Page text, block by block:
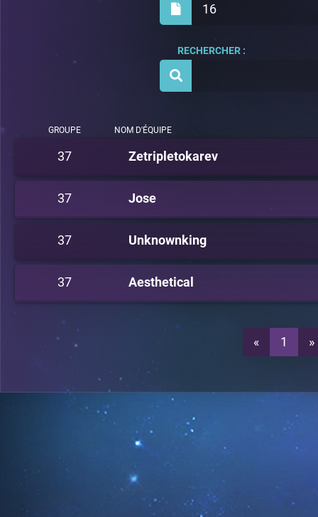
16
RECHERCHER :
GROUPE NOM D'ÉQUIPE
37 Zetripletokarev
37 Jose
37 Unknownking
37 Aesthetical
« 1 »